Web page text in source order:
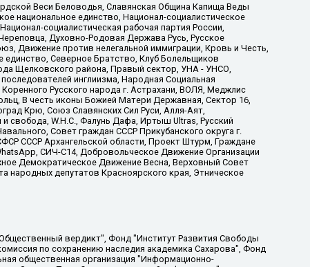
Веси Беловодья, Славянская Община Капища Веды
национальное единство, Национал-социалистическое
социалистическая рабочая партия России,
Духовно-Родовая Держава Русь, Русское
Движение против нелегальной иммиграции, Кровь и Честь,
единство, Северное Братство, Клуб Болельщиков
Щелковского района, Правый сектор, УНА - УНСО,
инглиизма, Народная Социальная
Русского народа г. Астрахани, ВОЛЯ, Меджлис
В честь иконы Божией Матери Державная, Сектор 16,
Крю, Союз Славянских Сил Руси, Алля-Аят,
свобода, W.H.С., Фалунь Дафа, Иртыш Ultras, Русский
Совет граждан СССР Прикубанского округа г.
СССР Архангельской области, Проект Штурм, Граждане
СИЧ-С14, Добровольческое Движение Организации
Демократическое Движение Весна, Верховный Совет
народных депутатов Красноярского края, Этническое
Инициативная группа ЛГБТ+ "Реверс", Алексеев Андрей Викторович, Бекбулатова Таисия Львовна, Беляев Иван Михайлович, Владыкина Елена Сергеевна, Гельман Марат Александрович, Никульшина Вероника Юрьевна, Толоконникова Надежда Андреевна, Шендерович Виктор Анатольевич, Общество с ограниченной ответственностью "Данное сообщение", Общество с ограниченной ответственностью Издательский дом "Новая глава", Айнбиндер Александра Александровна, Московский комьюнити-центр для ЛГБТ+инициатив, Благотворительный фонд развития филантропии, Deutsche Welle (Германия, Kurt-Schumacher-Strasse 3, 53113 Bonn), Борзунова Мария Михайловна, Воробьев Виктор Викторович, Голубева Анна Львовна, Константинова Алла Михайловна, Малкова Ирина Владимировна, Мурадов Мурад Абдулгалимович, Осетинская Елизавета Николаевна, Понасенков Евгений Николаевич, Ганапольский Матвей Юрьевич, Киселев Евгений Алексеевич, Борухович Ирина Григорьевна, Дремин Иван Тимофеевич, Дубровский Дмитрий Викторович, Красноярская региональная общественная организация поддержки и развития альтернативных образовательных технологий и межкультурных коммуникаций "ИНТЕРРА", Маяковская Екатерина Алексеевна, Фейгин Марк Захарович, Филимонов Андрей Викторович, Дзугкоева Регина Николаевна, Доброхотов Роман Александрович, Дудь Юрий Александрович, Елкин Сергей Владимирович, Кругликов Кирилл Игоревич, Сабунаева Мария Леонидовна, Семенов Алексей Владимирович, Шаинян Карен Багратович, Шульман Екатерина Михайловна, Асафьев Артур Валерьевич, Вахштайн Виктор Семенович, Венедиктов Алексей Алексеевич, Лушникова Екатерина Евгеньевна, Волков Леонид Михайлович, Невзоров Александр Глебович, Пархоменко Сергей Борисович, Сироткин Ярослав Николаевич, Кара-Мурза Владимир Владимирович, Баранова Наталья Владимировна, Гозман Леонид Яковлевич, Кагарлицкий Борис Юльевич, Климарев Михаил Валерьевич, Милов Владимир Станиславович, Автономная некоммерческая организация Краснодарский центр современного искусства "Типография", Моргенштерн Алишер Тагирович, Соболь Любовь Эдуардовна, Общество с ограниченной ответственностью "ЛИЗА НОРМ", Каспаров Гарри Кимович, Ходорковский Михаил Борисович, Общество с ограниченной ответственностью "Апрельские тезисы", Данилович Ирина Брониславовна, Кашин Олег Владимирович, Петров Николай Владимирович, Пивоваров Алексей Владимирович, Соколов Михаил Владимирович, Цветкова Юлия Владимировна, Чичваркин Евгений Александрович, Комитет против пыток/Команда против пыток, Общество с ограниченной ответственностью "Первый научный", Общество с ограниченной ответственностью "Вертолет и ко", Белоцерковская Вероника Борисовна, Кац Максим Евгеньевич, Лазарева Татьяна Юрьевна, Шаведдинов Руслан Табризович, Яшин Илья Валерьевич, Общество с ограниченной ответственностью "Иноагент ААВ", Алешковский Дмитрий Петрович, Альбац Евгения Марковна, Быков Дмитрий Львович, Галямина Юлия Евгеньевна, Лойко Сергей Леонидович, Мартынов Кирилл Константинович, Медведев Сергей Александрович, Крашенинников Федор Геннадиевич, Гордеева Катерина Вл